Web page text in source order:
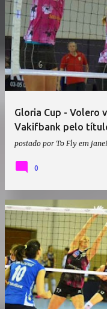
Gloria Cup - Volero
Vakifbank pelo
postado por To Fly em
0